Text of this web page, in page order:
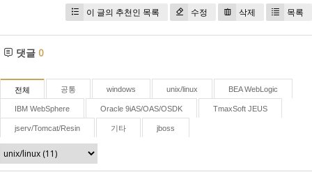
이 글의 추천인 목록 수정 삭제 목록
댓글 0
전체 공통 windows unix/linux BEA WebLogic
IBM WebSphere Oracle 9iAS/OAS/OSDK TmaxSoft JEUS
jserv/Tomcat/Resin 기타 jboss